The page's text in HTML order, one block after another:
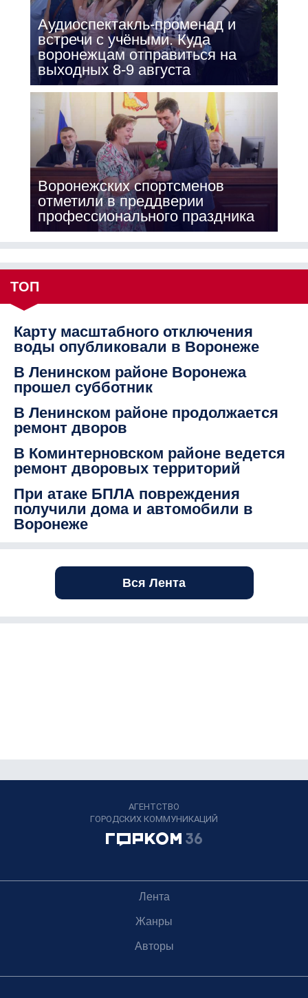
Аудиоспектакль-променад и
встречи с учёными. Куда
воронежцам отправиться на
выходных 8-9 августа
Воронежских спортсменов
отметили в преддверии
профессионального праздника
ТОП
Карту масштабного отключения
воды опубликовали в Воронеже
В Ленинском районе Воронежа
прошел субботник
В Ленинском районе продолжается
ремонт дворов
В Коминтерновском районе ведется
ремонт дворовых территорий
При атаке БПЛА повреждения
получили дома и автомобили в
Воронеже
Вся Лента
АГЕНТСТВО
ГОРОДСКИХ КОММУНИКАЦИЙ
Лента
Жанры
Авторы